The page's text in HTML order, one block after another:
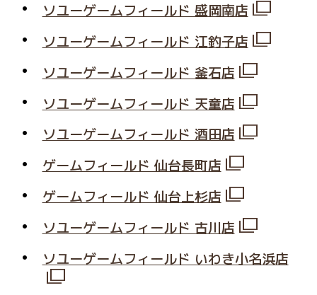
ソユーゲームフィールド 盛岡南店
ソユーゲームフィールド 江釣子店
ソユーゲームフィールド 釜石店
ソユーゲームフィールド 天童店
ソユーゲームフィールド 酒田店
ゲームフィールド 仙台長町店
ゲームフィールド 仙台上杉店
ソユーゲームフィールド 古川店
ソユーゲームフィールド いわき小名浜店